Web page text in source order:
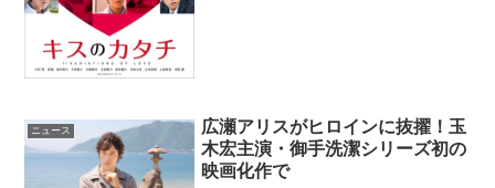
ニュース
広瀬アリスがヒロインに抜擢！玉
木宏主演・御手洗潔シリーズ初の
映画化作で